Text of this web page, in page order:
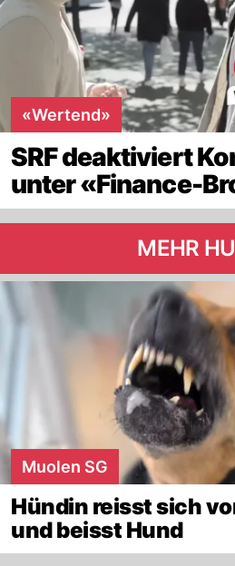
«Wertend»
SRF deaktiviert
unter «Finance-
MEHR
Muolen SG
Hündin reisst sich
und beisst Hund